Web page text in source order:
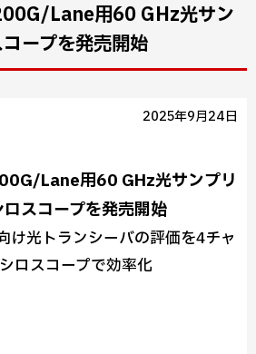
Lane用60 GHz光サン
ープを発売開始
2025年9月24日
Lane用60 GHz光サンプリ
スコープを発売開始
け光トランシーバの評価を4チャ
ロスコープで効率化